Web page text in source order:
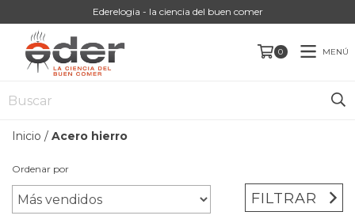
Ederelogia - la ciencia del buen comer
0 MENÚ
Inicio / Acero hierro
Ordenar por
FILTRAR